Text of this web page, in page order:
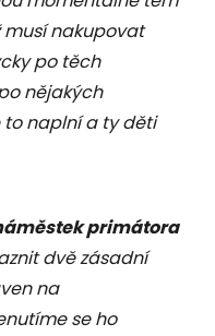
musí nakupovat
po těch
nějakých
naplní a ty děti
primátora
dvě zásadní
na
se ho